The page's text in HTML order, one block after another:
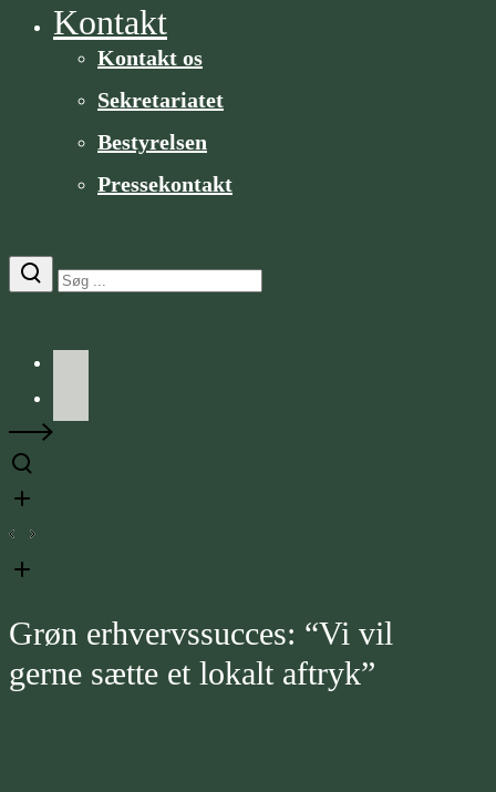
Kontakt
Kontakt os
Sekretariatet
Bestyrelsen
Pressekontakt
Grøn erhvervssucces: “Vi vil
gerne sætte et lokalt aftryk”